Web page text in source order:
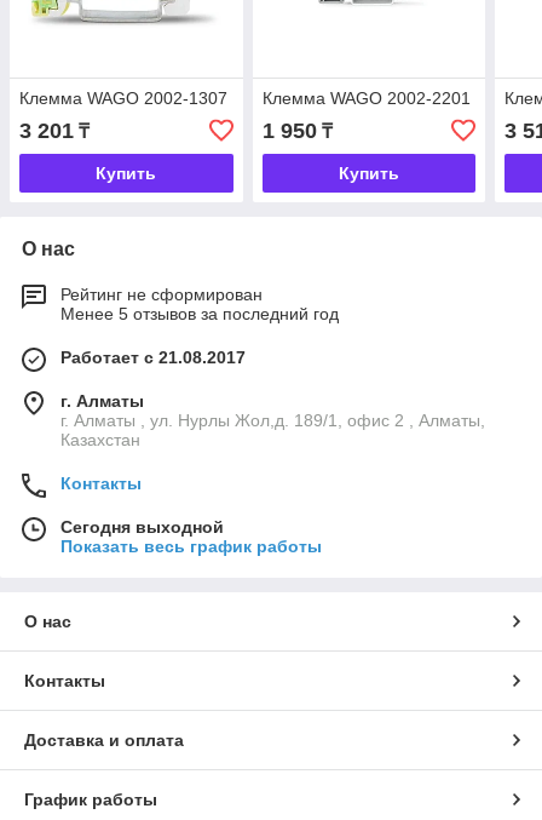
Клемма WAGO 2002-1307
3 201 ₸
Купить
Клемма WAGO 2002-2201
1 950₸
Купить
3
О нас
Рейтинг не сформирован
Менее 5 отзывов за последний год
Работает с 21.08.2017
г. Алматы
г. Алматы , ул. Нурлы Жол,д. 189/1, офис 2 , Алматы,
Казахстан
Контакты
Сегодня выходной
Показать весь график работы
О нас
Контакты
Доставка и оплата
График работы